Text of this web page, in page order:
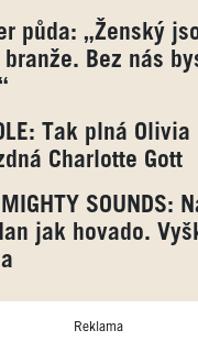
půda: „Ženský
branže. Bez nás
Tak plná
Charlotte Gott
MIGHTY SOUNDS:
jak hovado.
Reklama